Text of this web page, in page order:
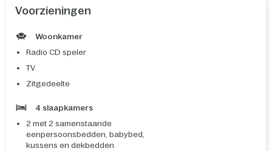
Voorzieningen
Woonkamer
Radio CD speler
TV
Zitgedeelte
4 slaapkamers
2 met 2 samenstaande
eenpersoonsbedden, babybed,
kussens en dekbedden